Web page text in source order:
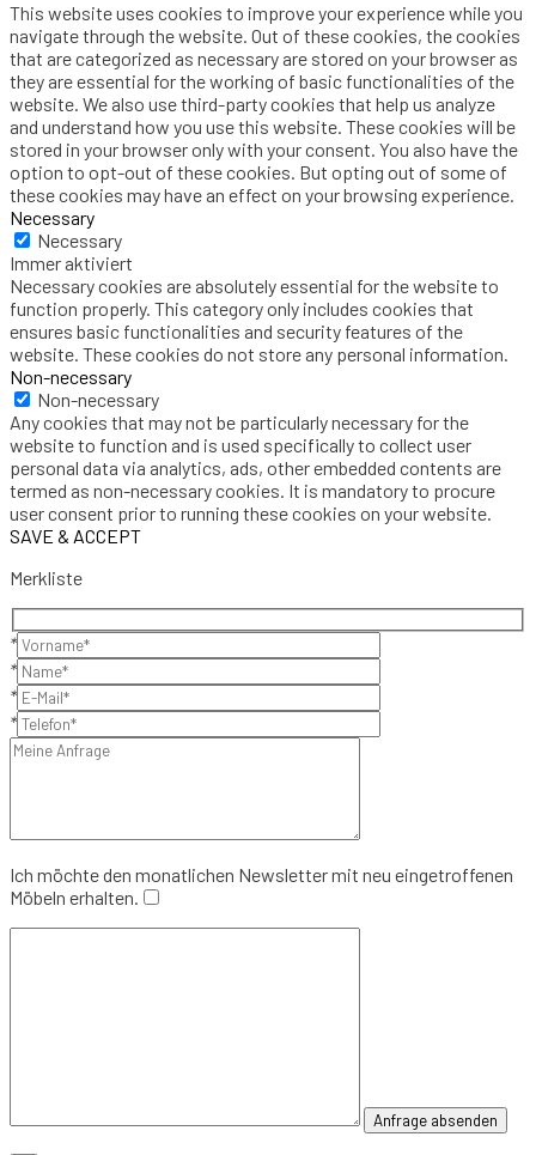
This website uses cookies to improve your experience while you
navigate through the website. Out of these cookies, the cookies
that are categorized as necessary are stored on your browser as
they are essential for the working of basic functionalities of the
website. We also use third-party cookies that help us analyze
and understand how you use this website. These cookies will be
stored in your browser only with your consent. You also have the
option to opt-out of these cookies. But opting out of some of
these cookies may have an effect on your browsing experience.
Necessary
Necessary
Immer aktiviert
Necessary cookies are absolutely essential for the website to
function properly. This category only includes cookies that
ensures basic functionalities and security features of the
website. These cookies do not store any personal information.
Non-necessary
Non-necessary
Any cookies that may not be particularly necessary for the
website to function and is used specifically to collect user
personal data via analytics, ads, other embedded contents are
termed as non-necessary cookies. It is mandatory to procure
user consent prior to running these cookies on your website.
SAVE & ACCEPT
Merkliste
*
*
*
*
Ich möchte den monatlichen Newsletter mit neu eingetroffenen
Möbeln erhalten.